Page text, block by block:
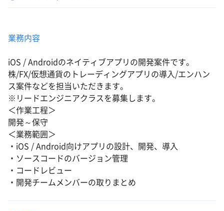
業務内容
iOS / Androidのネイティブアプリの開発案件です。
株/FX/仮想通貨のトレーディングアプリの導入/エンハン
ス案件などを担当いただきます。
※リードエンジニアクラスを募集します。
＜作業工程＞
開発～保守
＜業務範囲＞
・iOS / Android向けアプリの設計、開発、導入
・ソースコードのバージョン管理
・コードレビュー
・開発チームメンバーの取りまとめ